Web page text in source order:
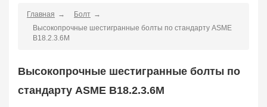
Пробка, вставка
U-болт (хомут)
Главная
Болт
Высокопрочные шестигранные болты по стандарту ASME
B18.2.3.6M
Высокопрочные шестигранные болты по
стандарту ASME B18.2.3.6M